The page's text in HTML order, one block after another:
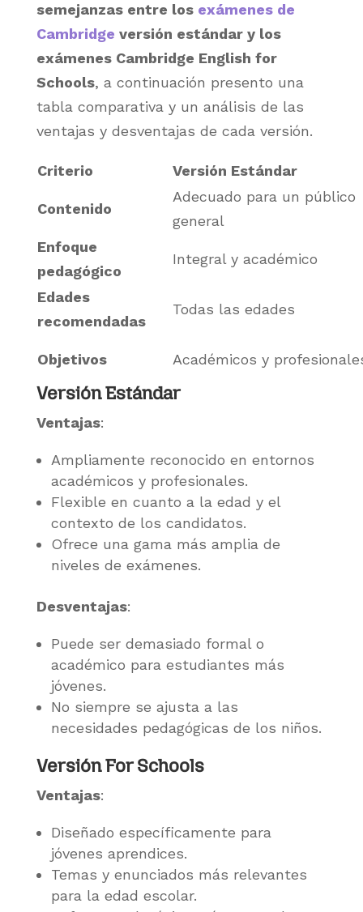
semejanzas entre losexámenes de
Cambridge versión estándar y los
exámenes Cambridge English for
Schools, a continuación presento una
tabla comparativa y un análisis de las
ventajas y desventajas de cada versión.
Criterio Versión Estándar
Contenido
Adecuado para un público
general
Enfoque
pedagógico
Integral y académico
Edades
recomendadas
Todas las edades
Objetivos Académicos y
Versión Estándar
Ventajas:
Ampliamente reconocido en entornos
académicos y profesionales.
Flexible en cuanto a la edad y el
contexto de los candidatos.
Ofrece una gama más amplia de
niveles de exámenes.
Desventajas:
Puede ser demasiado formal o
académico para estudiantes más
jóvenes.
No siempre se ajusta a las
necesidades pedagógicas de los niños.
Versión For Schools
Ventajas:
Diseñado específicamente para
jóvenes aprendices.
Temas y enunciados más relevantes
para la edad escolar.